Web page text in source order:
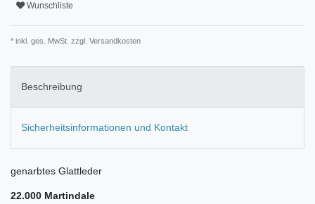
Wunschliste
* inkl. ges. MwSt. zzgl. Versandkosten
Beschreibung
Sicherheitsinformationen und Kontakt
genarbtes Glattleder
22.000 Martindale